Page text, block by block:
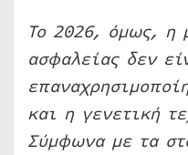
Το 2026, όμως, η
ασφαλείας δεν
και η γενετική
Σύμφωνα με τα